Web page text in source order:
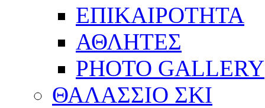
ΕΠΙΚΑΙΡΟΤΗΤΑ
ΑΘΛΗΤΕΣ
PHOTO GALLERY
ΘΑΛΑΣΣΙΟ ΣΚΙ